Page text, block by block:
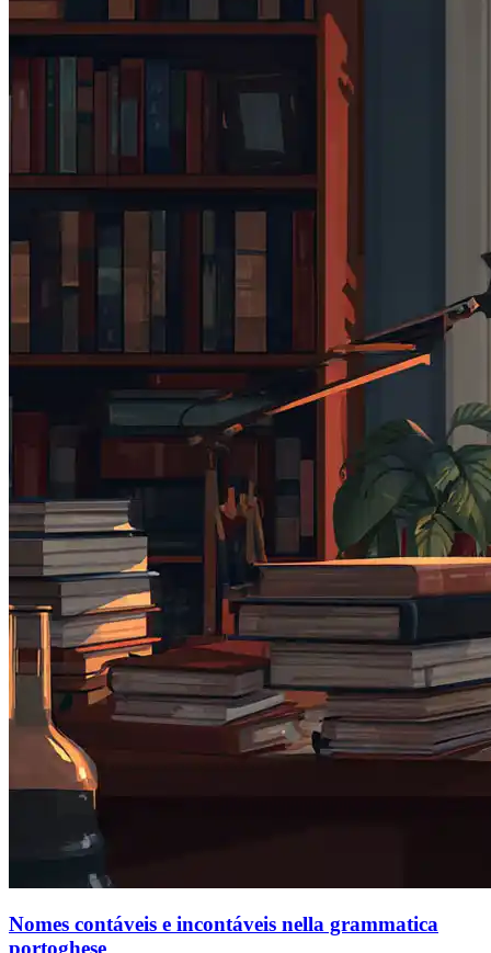
Nomes contáveis ​​e incontáveis ​​nella grammatica
portoghese